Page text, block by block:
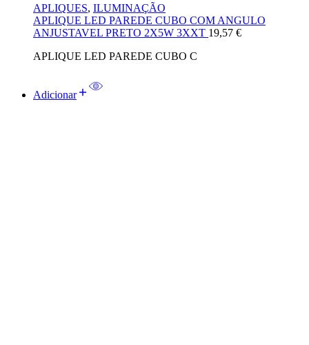
APLIQUES, ILUMINAÇÃO
APLIQUE LED PAREDE CUBO COM ANGULO
ANJUSTAVEL PRETO 2X5W 3XXT 19,57 €
APLIQUE LED PAREDE CUBO C
Adicionar